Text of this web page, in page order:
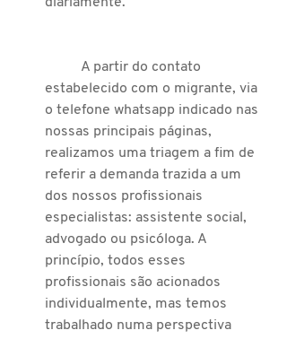
estabelecido com o migrante, via
o telefone whatsapp indicado nas
nossas principais páginas,
realizamos uma triagem a fim de
referir a demanda trazida a um
dos nossos profissionais
especialistas: assistente social,
advogado ou psicóloga. A
princípio, todos esses
profissionais são acionados
individualmente, mas temos
trabalhado numa perspectiva